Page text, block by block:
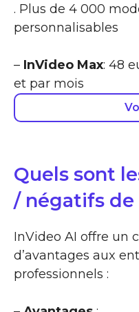
. Plus de 4 000
personnalisables
– InVideo Max: 48
et par mois
Quels sont
/ négatifs de
InVideo AI offre un
d’avantages aux
professionnels :